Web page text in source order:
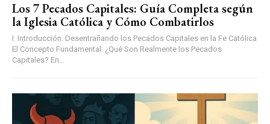
Los 7 Pecados Capitales: Guía Completa según
la Iglesia Católica y Cómo Combatirlos
I. Introducción: Desentrañando los Pecados Capitales en la Fe Católica
El Concepto Fundamental: ¿Qué Son Realmente los Pecados
Capitales? En...